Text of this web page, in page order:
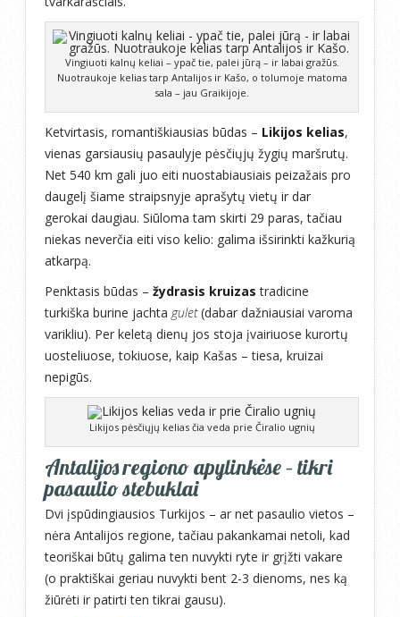
Vingiuoti kalnų keliai – ypač tie, palei jūrą – ir labai gražūs.
Nuotraukoje kelias tarp Antalijos ir Kašo, o tolumoje matoma
sala – jau Graikijoje.
Ketvirtasis, romantiškiausias būdas – Likijos kelias,
vienas garsiausių pasaulyje pėsčiųjų žygių maršrutų.
Net 540 km gali juo eiti nuostabiausiais peizažais pro
daugelį šiame straipsnyje aprašytų vietų ir dar
gerokai daugiau. Siūloma tam skirti 29 paras, tačiau
niekas neverčia eiti viso kelio: galima išsirinkti kažkurią
atkarpą.
Penktasis būdas – žydrasis kruizas tradicine
turkiška burine jachta gulet(dabar dažniausiai varoma
varikliu). Per keletą dienų jos stoja įvairiuose kurortų
uosteliuose, tokiuose, kaip Kašas – tiesa, kruizai
nepigūs.
Likijos pėsčiųjų kelias čia veda prie Čiralio ugnių
Antalijos regiono apylinkėse – tikri
pasaulio stebuklai
Dvi įspūdingiausios Turkijos – ar net pasaulio vietos –
nėra Antalijos regione, tačiau pakankamai netoli, kad
teoriškai būtų galima ten nuvykti ryte ir grįžti vakare
(o praktiškai geriau nuvykti bent 2-3 dienoms, nes ką
žiūrėti ir patirti ten tikrai gausu).